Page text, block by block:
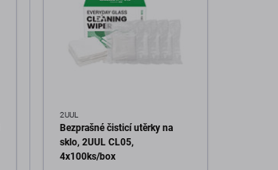
2UUL
Bezprašné čisticí utěrky na
sklo, 2UUL CL05,
4x100ks/box